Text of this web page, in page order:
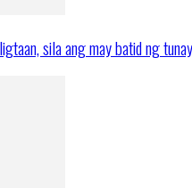
sila ang may batid ng